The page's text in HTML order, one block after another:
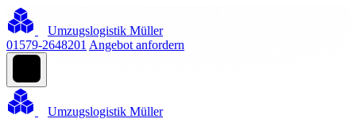
Umzugslogistik Müller
01579-2648201 Angebot anfordern
Umzugslogistik Müller